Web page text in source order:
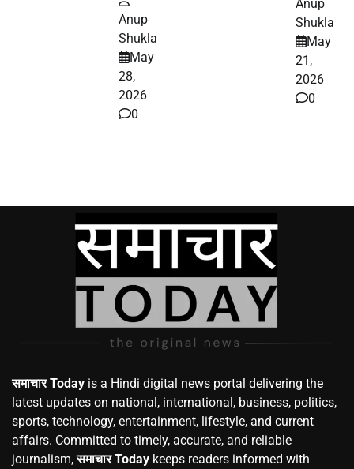
Anup
Shukla
May
28,
2026
0
Anup
Shukla
May
21,
2026
0
समाचार Today is a Hindi digital news portal delivering the
latest updates on national, international, business, politics,
sports, technology, entertainment, lifestyle, and current
affairs. Committed to timely, accurate, and reliable
journalism,समाचार Today keeps readers informed with